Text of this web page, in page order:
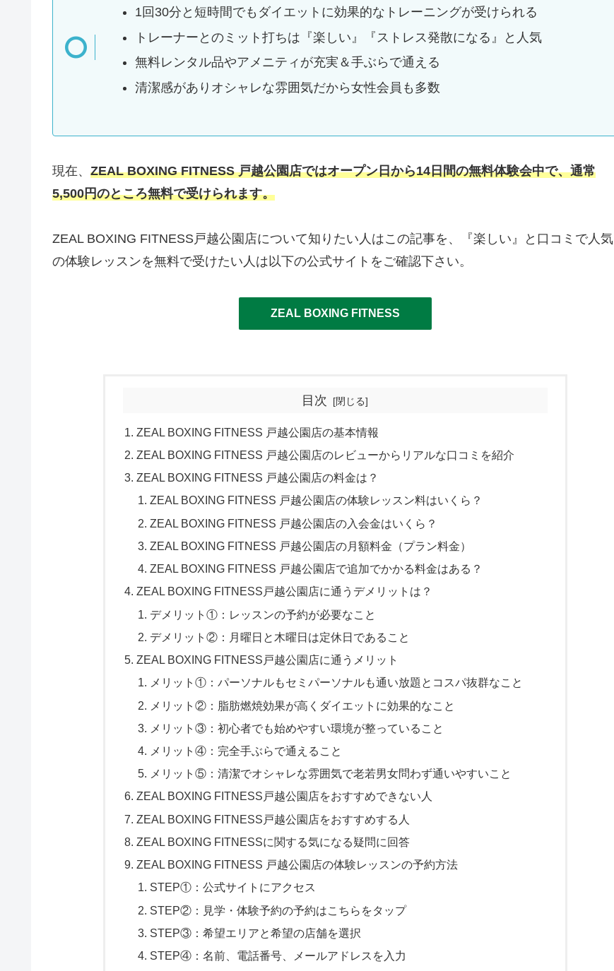
1回30分と短時間でもダイエットに効果的なトレーニングが受けられる
トレーナーとのミット打ちは『楽しい』『ストレス発散になる』と人気
無料レンタル品やアメニティが充実＆手ぶらで通える
清潔感がありオシャレな雰囲気だから女性会員も多数
現在、 ZEAL BOXING FITNESS 戸越公園店ではオープン日から14日間の無料体験会中で、通常
5,500円のところ無料で受けられます。
ZEAL BOXING FITNESS戸越公園店について知りたい人はこの記事を、『楽しい』と口コミで人気
の体験レッスンを無料で受けたい人は以下の公式サイトをご確認下さい。
ZEAL BOXING FITNESS
目次
ZEAL BOXING FITNESS 戸越公園店の基本情報
ZEAL BOXING FITNESS 戸越公園店のレビューからリアルな口コミを紹介
ZEAL BOXING FITNESS 戸越公園店の料金は？
ZEAL BOXING FITNESS 戸越公園店の体験レッスン料はいくら？
ZEAL BOXING FITNESS 戸越公園店の入会金はいくら？
ZEAL BOXING FITNESS 戸越公園店の月額料金（プラン料金）
ZEAL BOXING FITNESS 戸越公園店で追加でかかる料金はある？
ZEAL BOXING FITNESS戸越公園店に通うデメリットは？
デメリット①：レッスンの予約が必要なこと
デメリット②：月曜日と木曜日は定休日であること
ZEAL BOXING FITNESS戸越公園店に通うメリット
メリット①：パーソナルもセミパーソナルも通い放題とコスパ抜群なこと
メリット②：脂肪燃焼効果が高くダイエットに効果的なこと
メリット③：初心者でも始めやすい環境が整っていること
メリット④：完全手ぶらで通えること
メリット⑤：清潔でオシャレな雰囲気で老若男女問わず通いやすいこと
ZEAL BOXING FITNESS戸越公園店をおすすめできない人
ZEAL BOXING FITNESS戸越公園店をおすすめする人
ZEAL BOXING FITNESSに関する気になる疑問に回答
ZEAL BOXING FITNESS 戸越公園店の体験レッスンの予約方法
STEP①：公式サイトにアクセス
STEP②：見学・体験予約の予約はこちらをタップ
STEP③：希望エリアと希望の店舗を選択
STEP④：名前、電話番号、メールアドレスを入力